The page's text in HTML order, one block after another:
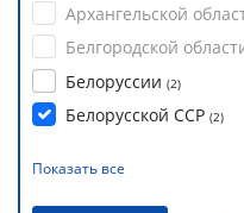
Архангельской
Белгородской
Белоруссии (2)
Белорусской ССР (2)
Показать все